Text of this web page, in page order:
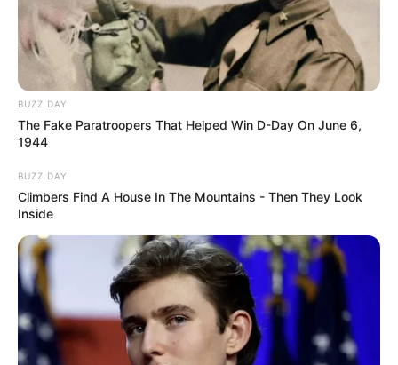
BUZZ DAY
The Fake Paratroopers That Helped Win D-Day On June 6,
1944
BUZZ DAY
Climbers Find A House In The Mountains - Then They Look
Inside